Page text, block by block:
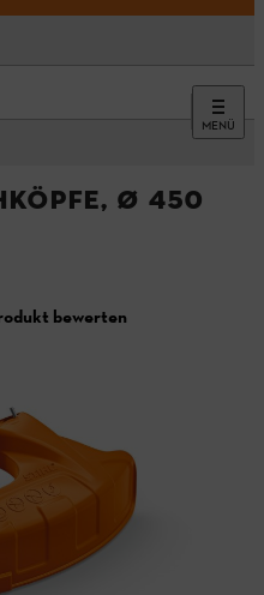
MENÜ
Ø 450
bewerten